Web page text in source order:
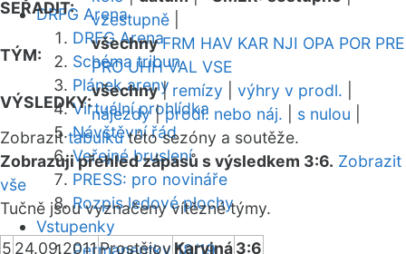
DRFG Arena
DRFG Arena
Schéma tribun
Plánek areny
Virtuální prohlídka
Návštěvní řád
Veřejné bruslení
PRESS: pro novináře
Rozpis ledové plochy
Vstupenky
Permanentky 18/19
SEŘADIT:
vzestupně
TÝM:
všechny FRM HAV KAR NJI OPA POR PRE
PRO UHH VAL VSE
VÝSLEDKY:
všechny| remízy výhry v prodl.
nájezdy|prodl. nebo náj. s nulou
Zobrazittabulkutéto sezóny a soutěže.
Zobrazuji přehled zápasů s výsledkem 3:6. Zobrazit
vše
Tučně jsou vyznačeny vítězné týmy.
5 24.09.2011Prostějov Karviná3:6